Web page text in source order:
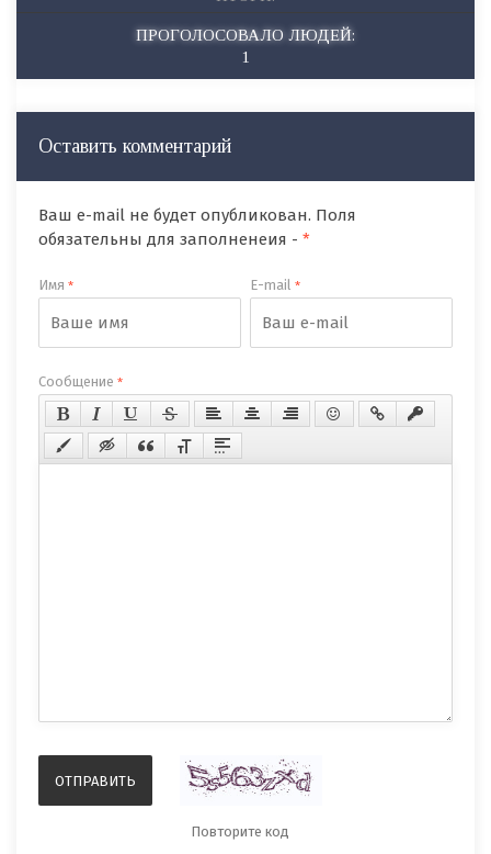
ПРОГОЛОСОВАЛО ЛЮДЕЙ:
1
Оставить комментарий
Ваш e-mail не будет опубликован. Поля
обязательны для заполненеия - *
Имя * E-mail*
Сообщение *